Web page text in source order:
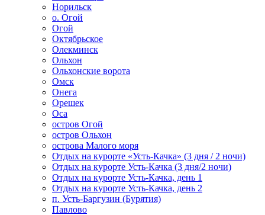
Норильск
о. Огой
Огой
Октябрьское
Олекминск
Ольхон
Ольхонские ворота
Омск
Онега
Орешек
Оса
остров Огой
остров Ольхон
острова Малого моря
Отдых на курорте «Усть-Качка» (3 дня / 2 ночи)
Отдых на курорте Усть-Качка (3 дня/2 ночи)
Отдых на курорте Усть-Качка, день 1
Отдых на курорте Усть-Качка, день 2
п. Усть-Баргузин (Бурятия)
Павлово